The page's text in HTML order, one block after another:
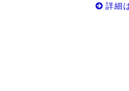
詳細